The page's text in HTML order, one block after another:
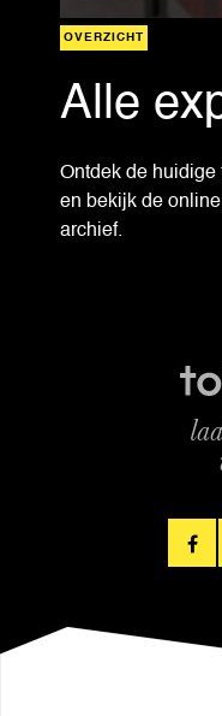
OVERZICHT
Alle
Ontdek de huidige
en bekijk de
archief.